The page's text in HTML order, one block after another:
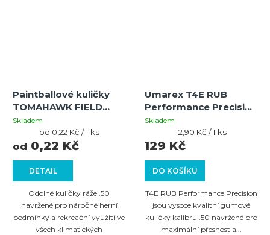
Paintballové kuličky
TOMAHAWK FIELD
Cal.50 Yellow/Yellow
Skladem
DETAIL
od 0,22 Kč
Měrná
cena:
od 0,22 Kč / 1 ks
Odolné kuličky ráže .50
navržené pro náročné herní
podmínky a rekreační využití ve
všech klimatických
Umarex T4E RUB
Performance Precision
Cal.50 - 0,75 g - 10 ks
Skladem
DO KOŠÍKU
129 Kč
Měrná
cena:
12,90 Kč / 1 ks
T4E RUB Performance Precision
jsou vysoce kvalitní gumové
kuličky kalibru .50 navržené pro
maximální přesnost a...